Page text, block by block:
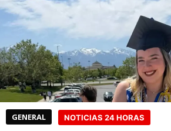
GENERAL NOTICIAS 24 HORAS